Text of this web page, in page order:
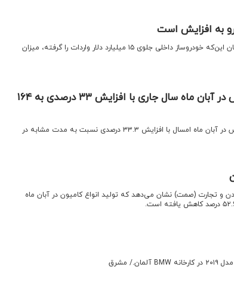
به افزایش است
اقتصاد نیوز: وزیر صنعت، معدن و تجارت با بیان این‌که خودروساز داخلی جلوی ۱۵ میلیارد دلار واردات را گرفته، میزان
تولید انواع مینی‌بوس و میدل‌باس در آبان ماه سال جاری با افزایش ۳۳ درصدی به ۱۶۴
اقتصاد نیوز: تولید انواع مینی‌بوس و میدل‌باس در آبان ماه امسال با افزایش ۳۳.۳ درصدی نسبت به مدت مشابه در
و تجارت (صمت) نشان می‌دهد که تولید انواع کامیون در آبان ماه